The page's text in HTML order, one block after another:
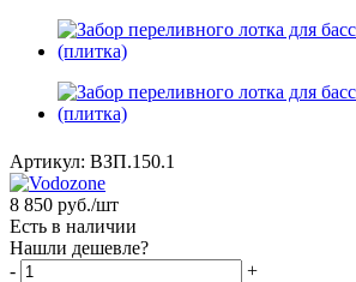
Артикул: ВЗП.150.1
8 850 руб./шт
Есть в наличии
Нашли дешевле?
-
+